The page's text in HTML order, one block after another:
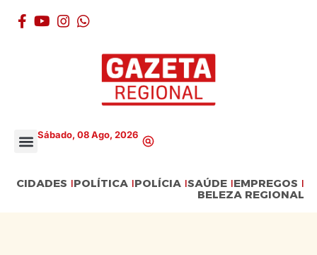
Sábado, 08 Ago, 2026
CIDADES POLÍTICA POLÍCIA SAÚDE EMPREGOS
BELEZA REGIONAL